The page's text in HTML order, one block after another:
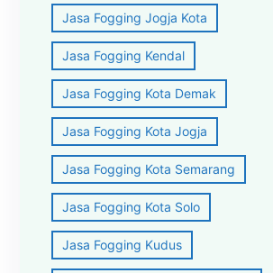
Jasa Fogging Jogja Kota
Jasa Fogging Kendal
Jasa Fogging Kota Demak
Jasa Fogging Kota Jogja
Jasa Fogging Kota Semarang
Jasa Fogging Kota Solo
Jasa Fogging Kudus